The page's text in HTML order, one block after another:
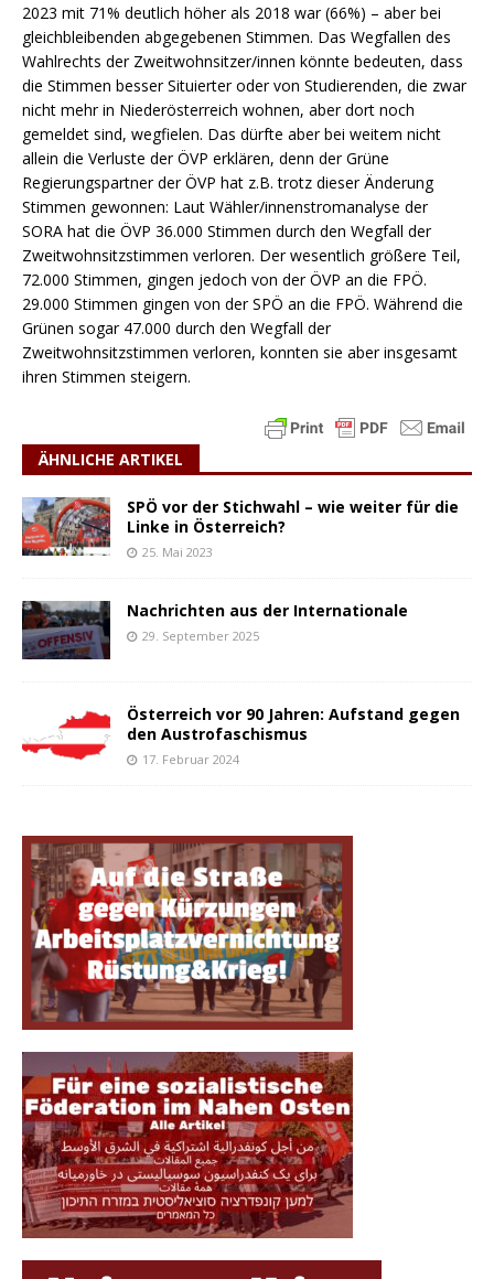
2023 mit 71% deutlich höher als 2018 war (66%) – aber bei
gleichbleibenden abgegebenen Stimmen. Das Wegfallen des
Wahlrechts der Zweitwohnsitzer/innen könnte bedeuten, dass
die Stimmen besser Situierter oder von Studierenden, die zwar
nicht mehr in Niederösterreich wohnen, aber dort noch
gemeldet sind, wegfielen. Das dürfte aber bei weitem nicht
allein die Verluste der ÖVP erklären, denn der Grüne
Regierungspartner der ÖVP hat z.B. trotz dieser Änderung
Stimmen gewonnen: Laut Wähler/innenstromanalyse der
SORA hat die ÖVP 36.000 Stimmen durch den Wegfall der
Zweitwohnsitzstimmen verloren. Der wesentlich größere Teil,
72.000 Stimmen, gingen jedoch von der ÖVP an die FPÖ.
29.000 Stimmen gingen von der SPÖ an die FPÖ. Während die
Grünen sogar 47.000 durch den Wegfall der
Zweitwohnsitzstimmen verloren, konnten sie aber insgesamt
ihren Stimmen steigern.
ÄHNLICHE ARTIKEL
SPÖ vor der Stichwahl – wie weiter für die
Linke in Österreich?
25. Mai 2023
Nachrichten aus der Internationale
29. September 2025
Österreich vor 90 Jahren: Aufstand gegen
den Austrofaschismus
17. Februar 2024